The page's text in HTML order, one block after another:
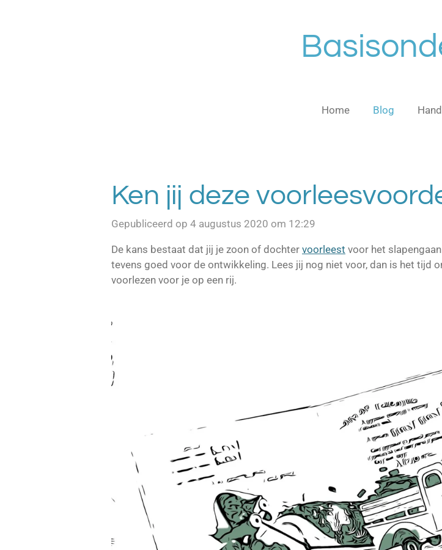
Home Blog
Ken jij deze
Gepubliceerd op 4 augustus 2020 om 12:29
De kans bestaat dat jij je zoon of dochter voorleest voor het
tevens goed voor de ontwikkeling. Lees jij nog niet voor, dan is het tijd
voorlezen voor je op een rij.